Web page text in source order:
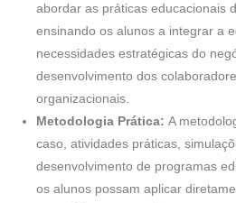
abordar as práticas educacionais
ensinando os alunos a integrar a
necessidades estratégicas do
desenvolvimento dos
organizacionais.
Metodologia Prática: A
caso, atividades práticas,
desenvolvimento de programas
os alunos possam aplicar